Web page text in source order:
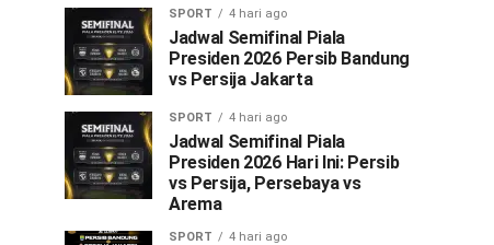
SPORT 4 hari ago
Jadwal Semifinal Piala
Presiden 2026 Persib Bandung
vs Persija Jakarta
SPORT 4 hari ago
Jadwal Semifinal Piala
Presiden 2026 Hari Ini: Persib
vs Persija, Persebaya vs
Arema
SPORT 4 hari ago